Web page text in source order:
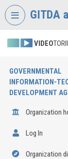
Skip header
GITDA
VIDEO
GOVERNMENTAL
INFORMATION-
DEVELOPMENT
Organization
Log In
Organization